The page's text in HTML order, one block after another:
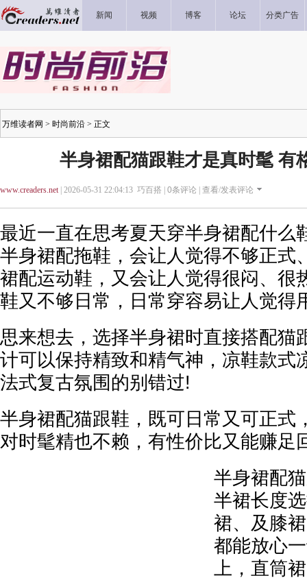
新闻 视频 博客 论坛 分类广告
万维读者网 > 时尚前沿 > 正文
半身裙配猫跟鞋才是真时髦 有
www.creaders.net| 2026-05-31 22:04:13 巧百搭 | 0条评论 | 查看/发表评论
最近一直在思考夏天穿半身裙配什么
半身裙配拖鞋，会让人觉得不够正式
裙配运动鞋，又会让人觉得很闷、很
鞋又不够日常，日常穿容易让人觉得
思来想去，选择半身裙时直接搭配猫
计可以保持精致和精气神，凉鞋款式
法式复古氛围的别错过!
半身裙配猫跟鞋，既可日常又可正式
对时髦精也不赖，有性价比又能赚足
半身裙配
半裙长度
裙、及膝
都能放心
上，直筒